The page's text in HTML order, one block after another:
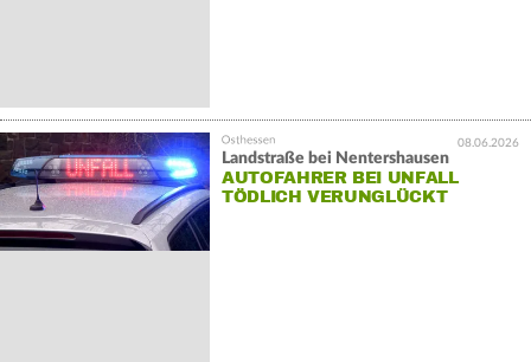
08.06.2026
Landstraße bei Nentershausen
AUTOFAHRER BEI UNFALL
TÖDLICH VERUNGLÜCKT